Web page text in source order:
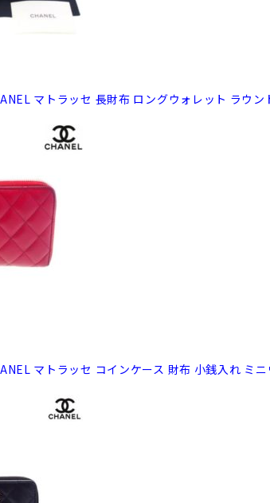
マトラッセ 長財布 ロングウォレット ラウ
マトラッセ コインケース 財布 小銭入れ